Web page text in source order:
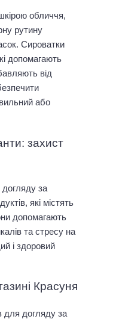
обличчя,
рутину
Сироватки
допомагають
від
або
захист
за
які містять
допомагають
та стресу на
і здоровий
Красуня
для догляду за